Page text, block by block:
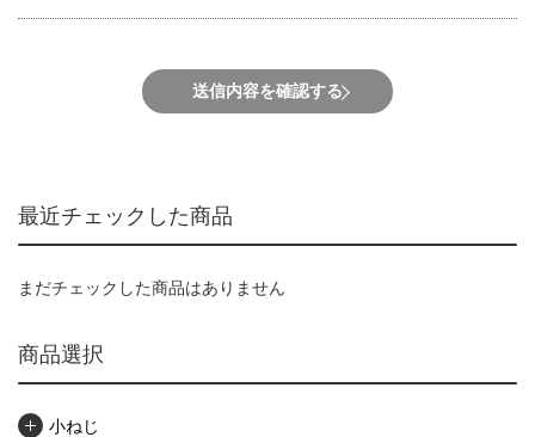
送信内容を確認する
最近チェックした商品
まだチェックした商品はありません
商品選択
小ねじ